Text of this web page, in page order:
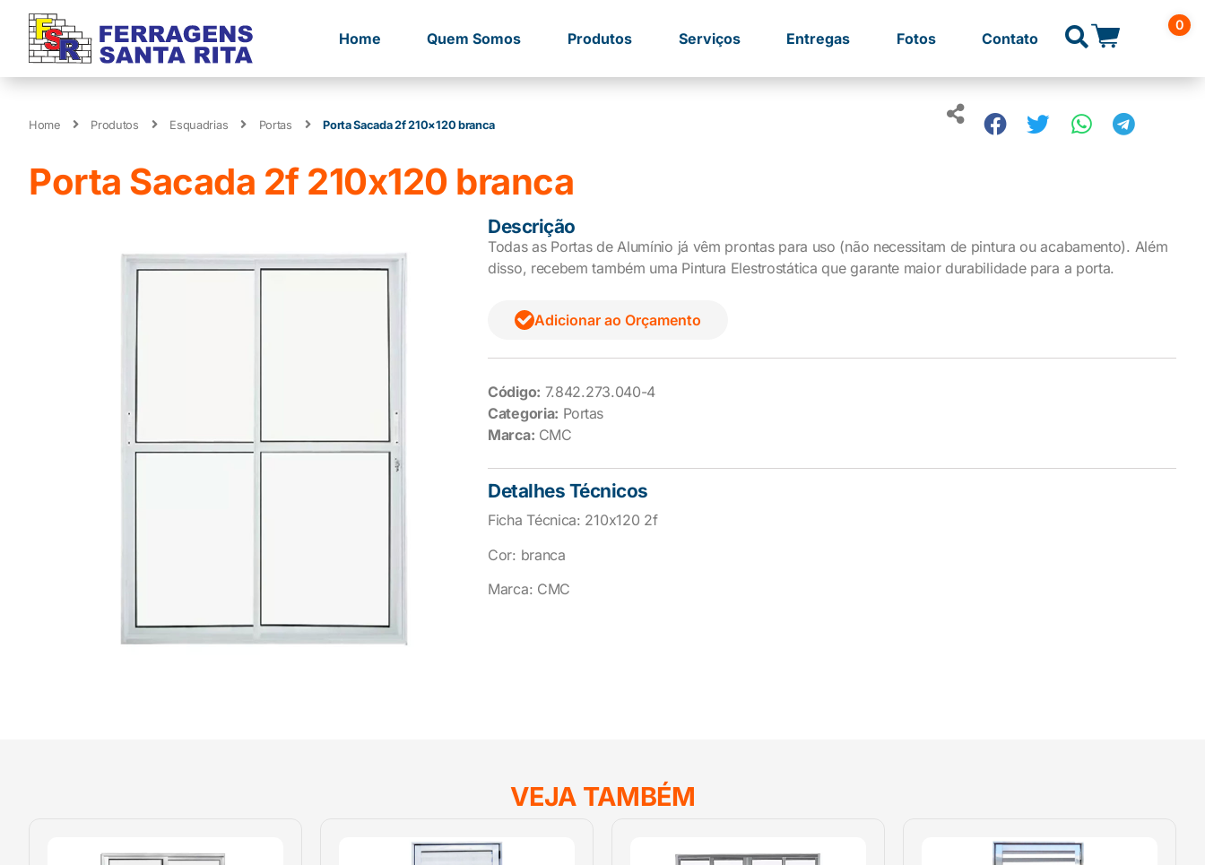
Home Quem Somos Produtos Serviços Entregas Fotos Contato
0
Home Produtos Esquadrias Portas Porta Sacada 2f 210×120 branca
Porta Sacada 2f 210x120 branca
Descrição
Todas as Portas de Alumínio já vêm prontas para uso (não necessitam de pintura ou acabamento). Além
disso, recebem também uma Pintura Elestrostática que garante maior durabilidade para a porta.
Adicionar ao Orçamento
Código: 7.842.273.040-4
Categoria: Portas
Marca: CMC
Detalhes Técnicos
Ficha Técnica: 210x120 2f
Cor: branca
Marca: CMC
VEJA TAMBÉM